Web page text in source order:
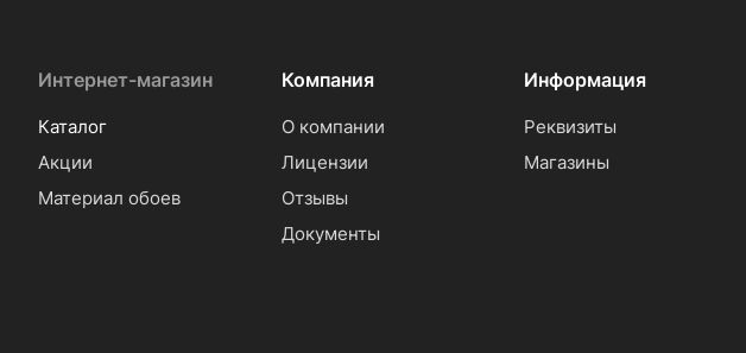
Интернет-магазин
Каталог
Акции
Материал обоев
Компания
О компании
Лицензии
Отзывы
Документы
Информация
Реквизиты
Магазины